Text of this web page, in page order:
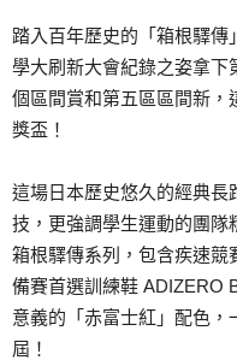
踏入百年歷史的「箱根驛傳
學大刷新大會紀錄之姿拿下
個區間賞和第五區區間新，
獎盃！
這場日本歷史悠久的經典長
技，更強調學生運動的團隊
箱根驛傳系列，包含疾速競
備賽首選訓練鞋 ADIZERO
意義的「赤富士紅」配色，
屆！